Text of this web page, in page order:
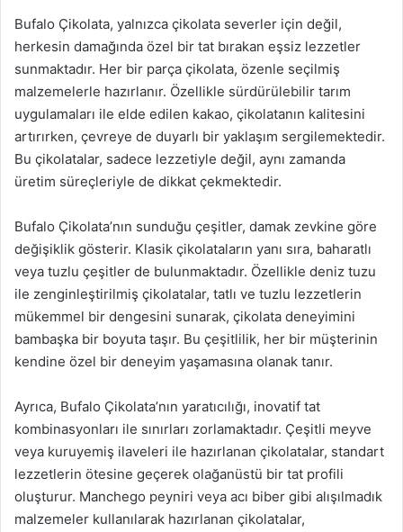
Bufalo Çikolata, yalnızca çikolata severler için değil,
herkesin damağında özel bir tat bırakan eşsiz lezzetler
sunmaktadır. Her bir parça çikolata, özenle seçilmiş
malzemelerle hazırlanır. Özellikle sürdürülebilir tarım
uygulamaları ile elde edilen kakao, çikolatanın kalitesini
artırırken, çevreye de duyarlı bir yaklaşım sergilemektedir.
Bu çikolatalar, sadece lezzetiyle değil, aynı zamanda
üretim süreçleriyle de dikkat çekmektedir.
Bufalo Çikolata’nın sunduğu çeşitler, damak zevkine göre
değişiklik gösterir. Klasik çikolataların yanı sıra, baharatlı
veya tuzlu çeşitler de bulunmaktadır. Özellikle deniz tuzu
ile zenginleştirilmiş çikolatalar, tatlı ve tuzlu lezzetlerin
mükemmel bir dengesini sunarak, çikolata deneyimini
bambaşka bir boyuta taşır. Bu çeşitlilik, her bir müşterinin
kendine özel bir deneyim yaşamasına olanak tanır.
Ayrıca, Bufalo Çikolata’nın yaratıcılığı, inovatif tat
kombinasyonları ile sınırları zorlamaktadır. Çeşitli meyve
veya kuruyemiş ilaveleri ile hazırlanan çikolatalar, standart
lezzetlerin ötesine geçerek olağanüstü bir tat profili
oluşturur. Manchego peyniri veya acı biber gibi alışılmadık
malzemeler kullanılarak hazırlanan çikolatalar,